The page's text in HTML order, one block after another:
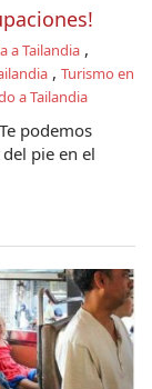
a Tailandia ,
, Turismo en
a Tailandia
podemos
pie en el